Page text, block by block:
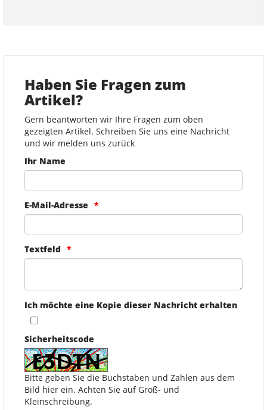
Haben Sie Fragen zum
Artikel?
Gern beantworten wir Ihre Fragen zum oben
gezeigten Artikel. Schreiben Sie uns eine Nachricht
und wir melden uns zurück
Ihr Name
E-Mail-Adresse
Textfeld
Ich möchte eine Kopie dieser Nachricht erhalten
Sicherheitscode
Bitte geben Sie die Buchstaben und Zahlen aus dem
Bild hier ein. Achten Sie auf Groß- und
Kleinschreibung.